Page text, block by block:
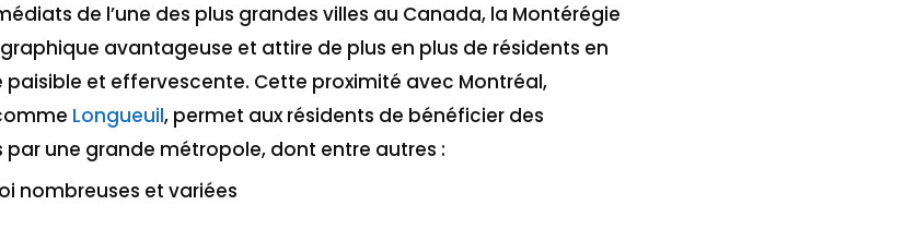
de l’une des plus grandes villes au Canada, la Montérégie
avantageuse et attire de plus en plus de résidents en
paisible et effervescente. Cette proximité avec Montréal,
Longueuil, permet aux résidents de bénéficier des
une grande métropole, dont entre autres :
nombreuses et variées